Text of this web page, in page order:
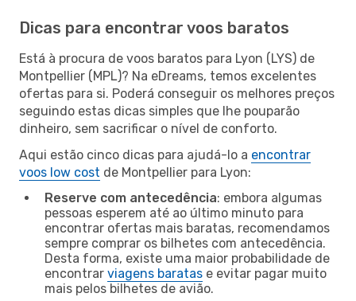
Dicas para encontrar voos baratos
Está à procura de voos baratos para Lyon (LYS) de
Montpellier (MPL)? Na eDreams, temos excelentes
ofertas para si. Poderá conseguir os melhores preços
seguindo estas dicas simples que lhe pouparão
dinheiro, sem sacrificar o nível de conforto.
Aqui estão cinco dicas para ajudá-lo a encontrar
voos low cost de Montpellier para Lyon:
Reserve com antecedência: embora algumas
pessoas esperem até ao último minuto para
encontrar ofertas mais baratas, recomendamos
sempre comprar os bilhetes com antecedência.
Desta forma, existe uma maior probabilidade de
encontrar viagens baratas e evitar pagar muito
mais pelos bilhetes de avião.